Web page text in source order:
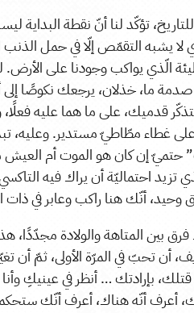
تؤكّد لنا أنّ نقطة البداية
لا يشبه التقمّص إلّا في حمل
الّذي يواكب وجودنا على
ما، خذلان، يرجعك نكوصًا إلى
قدميك، على ما هما عليه
غطاء مطّاطيّ مستدير. وعليه،
حتميّ إن كان هو الموت أم العيش
تزيد احتماليّة أن يراك فيه
وحيد، أنّك هنا راكب وعابر في ذات
بين المتاهة والولادة مجدّدًا،
أن تحبّ في المرّة الأولى، ثمّ أن
بإرادتك … أنظر في عينيكِ
أعرف أنّه هناك، أعرف أنّك